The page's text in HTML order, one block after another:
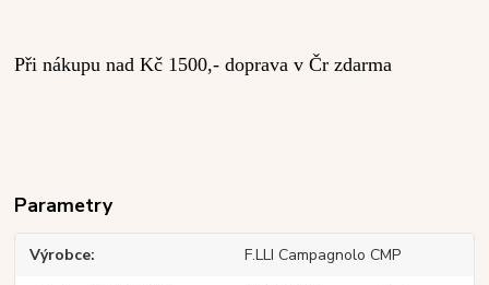
Při nákupu nad Kč 1500,- doprava v Čr zdarma
Parametry
Výrobce F.LLI Campagnolo CMP